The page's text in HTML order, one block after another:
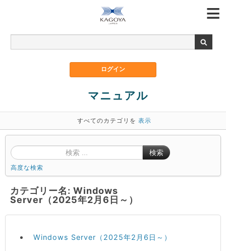
マニュアル
すべてのカテゴリを 表示
検索
高度な検索
カテゴリー名: Windows
Server（2025年2月6日～）
Windows Server（2025年2月6日～）